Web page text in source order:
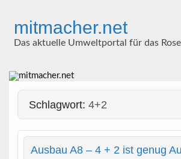
contentmitmacher.net
Das aktuelle Umweltportal für das
Schlagwort:4+2
Ausbau A8 – 4 + 2 ist genug